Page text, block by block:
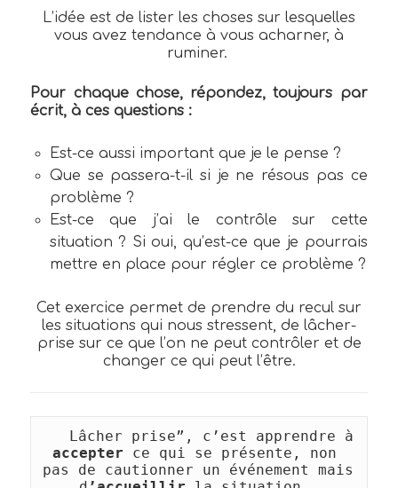
L’idée est de lister les choses sur lesquelles
vous avez tendance à vous acharner, à
ruminer.
Pour chaque chose, répondez, toujours par
écrit, à ces questions :
Est-ce aussi important que je le pense ?
Que se passera-t-il si je ne résous pas ce
problème ?
Est-ce que j’ai le contrôle sur cette
situation ? Si oui, qu’est-ce que je pourrais
mettre en place pour régler ce problème ?
Cet exercice permet de prendre du recul sur
les situations qui nous stressent, de lâcher-
prise sur ce que l’on ne peut contrôler et de
changer ce qui peut l’être.
   Lâcher prise”, c’est apprendre à
accepter ce qui se présente, non
pas de cautionner un événement mais